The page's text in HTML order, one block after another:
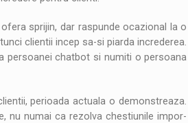
sprijin, dar raspunde ocazional la o
clientii incep sa-si piarda increderea.
persoanei chatbot si numiti o persoana
perioada actuala o demonstreaza.
nu numai ca rezolva chestiunile impor-